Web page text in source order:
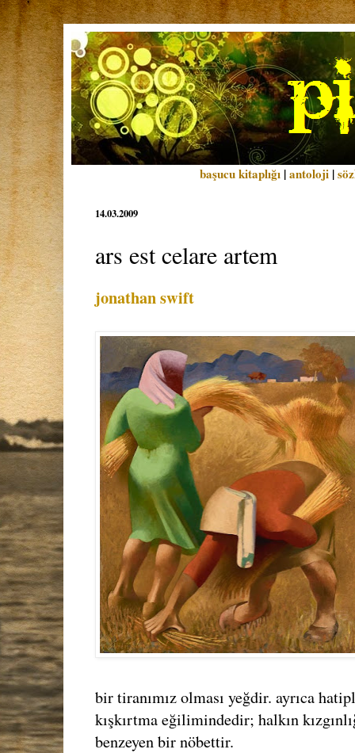
başucu kitaplığı |antoloji |
14.03.2009
ars est celare artem
jonathan swift
bir tiranımız olması yeğdir. ayrıca
kışkırtma eğilimindedir; halkın
benzeyen bir nöbettir.